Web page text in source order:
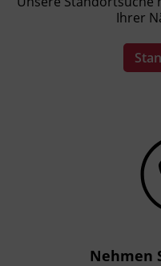
Das Land Tirol
der Kurskosten.
Ihrer
Nehmen